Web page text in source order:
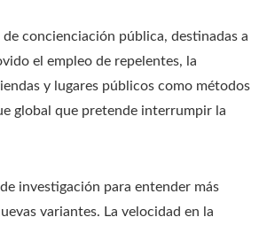
concienciación pública, destinadas a
el empleo de repelentes, la
y lugares públicos como métodos
global que pretende interrumpir la
investigación para entender más
variantes. La velocidad en la